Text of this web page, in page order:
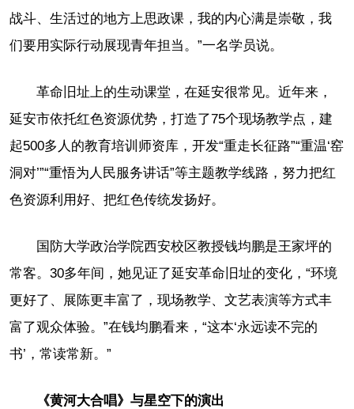
战斗、生活过的地方上思政课，我的内心满是崇敬，我
们要用实际行动展现青年担当。”一名学员说。
革命旧址上的生动课堂，在延安很常见。近年来，
延安市依托红色资源优势，打造了75个现场教学点，建
起500多人的教育培训师资库，开发“重走长征路”“重温‘窑
洞对’”“重悟为人民服务讲话”等主题教学线路，努力把红
色资源利用好、把红色传统发扬好。
国防大学政治学院西安校区教授钱均鹏是王家坪的
常客。30多年间，她见证了延安革命旧址的变化，“环境
更好了、展陈更丰富了，现场教学、文艺表演等方式丰
富了观众体验。”在钱均鹏看来，“这本‘永远读不完的
书’，常读常新。”
《黄河大合唱》与星空下的演出